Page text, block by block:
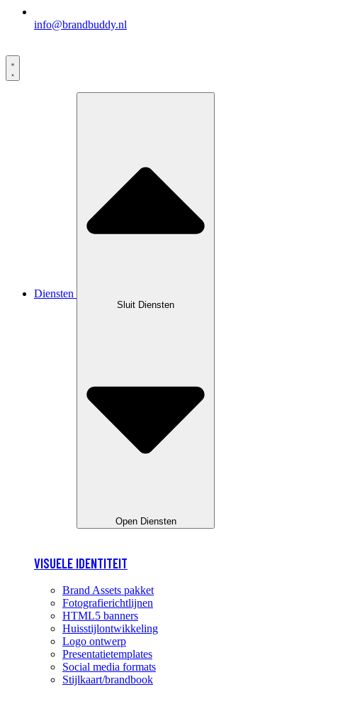
info@brandbuddy.nl
Diensten
Sluit Diensten
Open Diensten
VISUELE IDENTITEIT
Brand Assets pakket
Fotografierichtlijnen
HTML5 banners
Huisstijlontwikkeling
Logo ontwerp
Presentatietemplates
Social media formats
Stijlkaart/brandbook